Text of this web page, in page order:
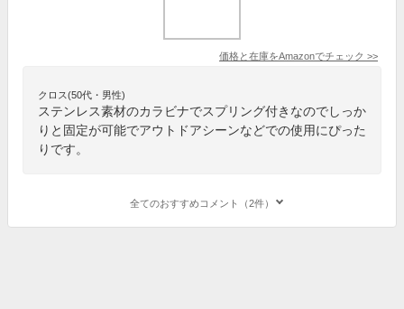
価格と在庫をAmazonでチェック >>
クロス(50代・男性)
ステンレス素材のカラビナでスプリング付きなのでしっか
りと固定が可能でアウトドアシーンなどでの使用にぴった
りです。
全てのおすすめコメント（2件）